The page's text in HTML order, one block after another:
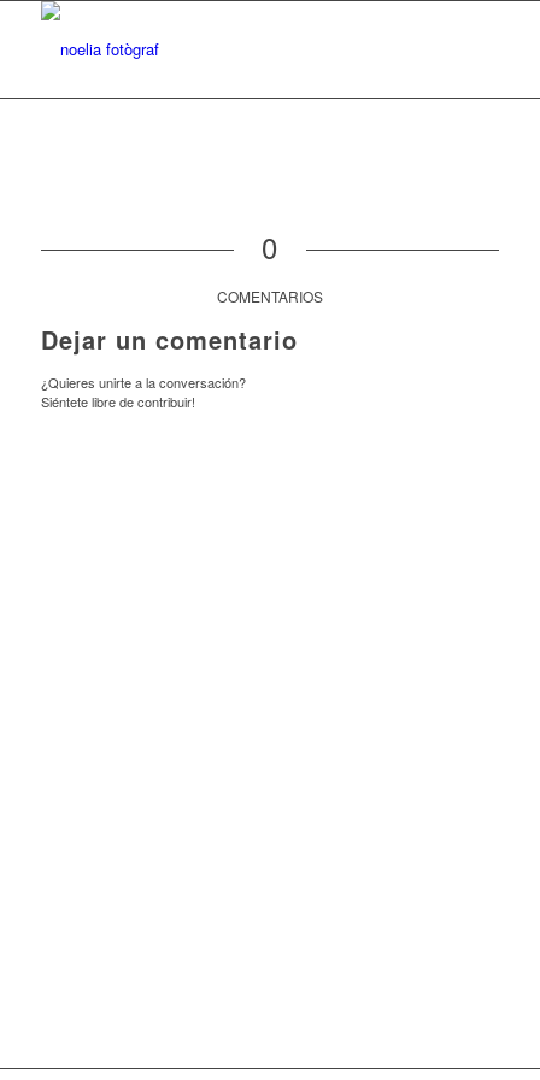
0
COMENTARIOS
Dejar un comentario
¿Quieres unirte a la conversación?
Siéntete libre de contribuir!